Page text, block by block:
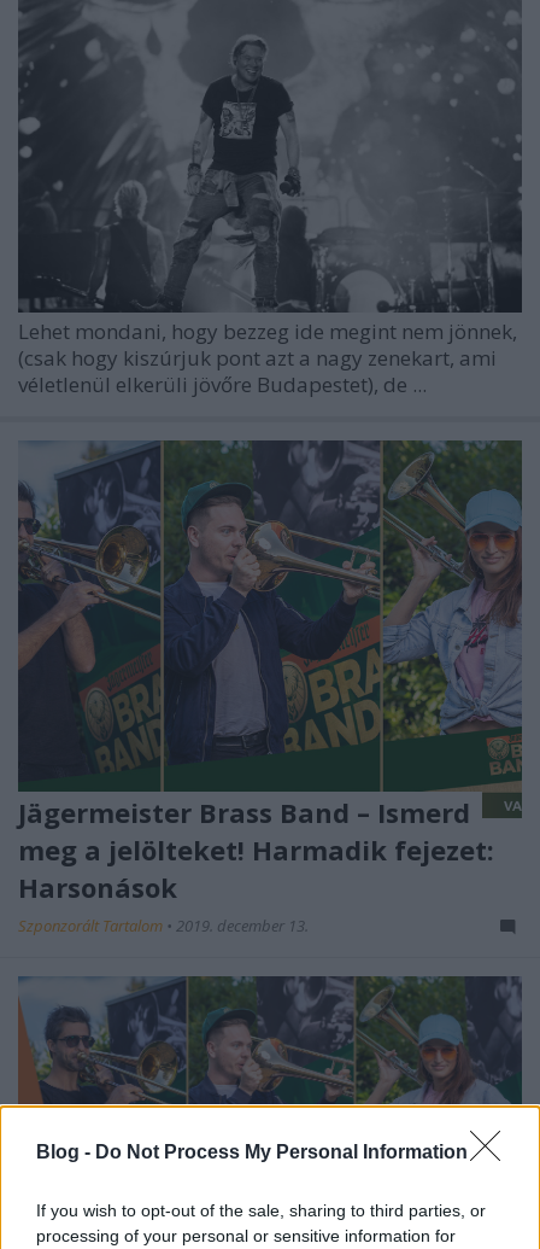
Blog - Do Not Process My Personal Information
If you wish to opt-out of the sale, sharing to third parties, or
processing of your personal or sensitive information for
Lehet mondani, hogy bezzeg ide megint nem jönnek,
(csak hogy kiszúrjuk pont azt a nagy zenekart, ami
véletlenül elkerüli jövőre Budapestet), de ...
Jägermeister Brass Band – Ismerd
meg a jelölteket! Harmadik fejezet:
Harsonások
Szponzorált Tartalom • 2019. december 13.